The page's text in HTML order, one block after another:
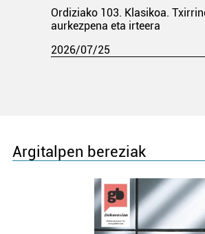
Ordiziako 103. Klasikoa.
aurkezpena eta irteera
2026/07/25
Argitalpen bereziak